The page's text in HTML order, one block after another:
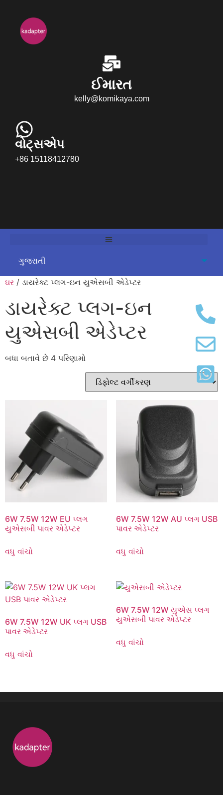
ઈમારત
kelly@komikaya.com
વોટ્સએપ
+86 15118412780
ઘર / ડાયરેક્ટ પ્લગ-ઇન યુએસબી એડેપ્ટર
ડાયરેક્ટ પ્લગ-ઇન
યુએસબી એડેપ્ટર
બધા બતાવે છે 4 પરિણામો
6W 7.5W 12W EU પ્લગ
યુએસબી પાવર એડેપ્ટર
વધુ વાંચો
6W 7.5W 12W AU પ્લગ USB
પાવર એડેપ્ટર
વધુ વાંચો
6W 7.5W 12W UK પ્લગ USB
પાવર એડેપ્ટર
વધુ વાંચો
6W 7.5W 12W યુએસ પ્લગ
યુએસબી પાવર એડેપ્ટર
વધુ વાંચો